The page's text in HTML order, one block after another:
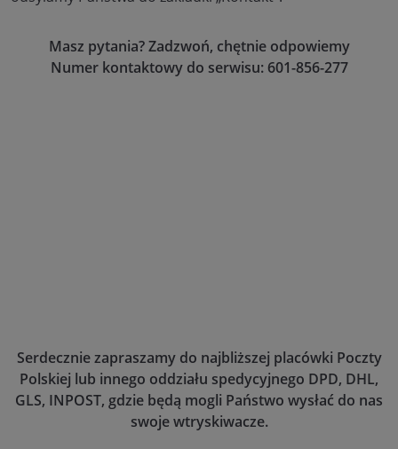
Masz pytania? Zadzwoń, chętnie odpowiemy
Numer kontaktowy do serwisu: 601-856-277
Serdecznie zapraszamy do najbliższej placówki Poczty
Polskiej lub innego oddziału spedycyjnego DPD, DHL,
GLS, INPOST, gdzie będą mogli Państwo wysłać do nas
swoje wtryskiwacze.